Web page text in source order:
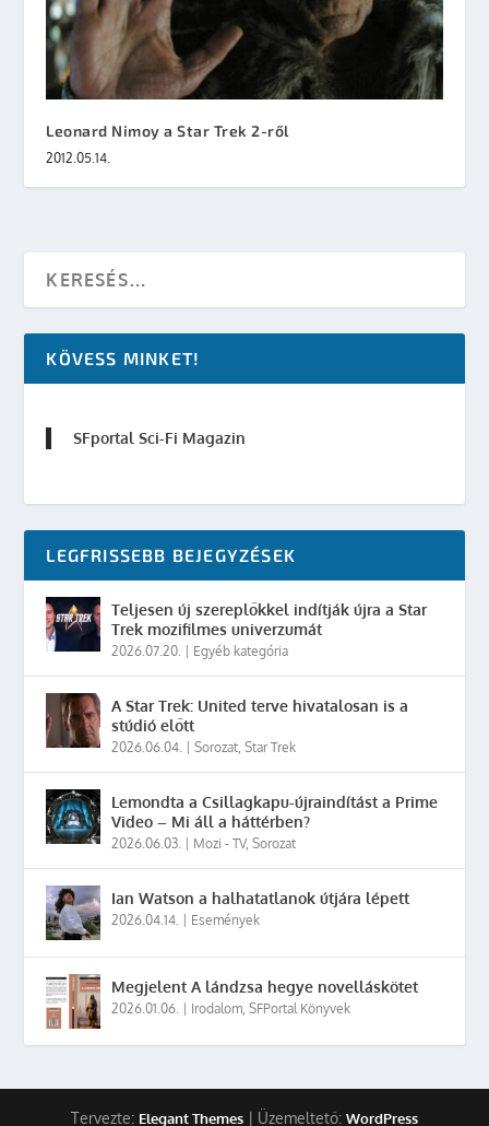
Leonard Nimoy a Star Trek 2-ről
2012.05.14.
KÖVESS MINKET!
SFportal Sci-Fi Magazin
LEGFRISSEBB BEJEGYZÉSEK
Teljesen új szereplőkkel indítják újra a Star
Trek mozifilmes univerzumát
2026.07.20. Egyéb kategória
A Star Trek: United terve hivatalosan is a
stúdió előtt
2026.06.04. |Sorozat,Star Trek
Lemondta a Csillagkapu-újraindítást a Prime
Video – Mi áll a háttérben?
2026.06.03. Mozi - TV,Sorozat
Ian Watson a halhatatlanok útjára lépett
2026.04.14. Események
Megjelent A lándzsa hegye novelláskötet
2026.01.06. Irodalom,SFPortal Könyvek
Tervezte: Elegant Themes | Üzemeltető: WordPress